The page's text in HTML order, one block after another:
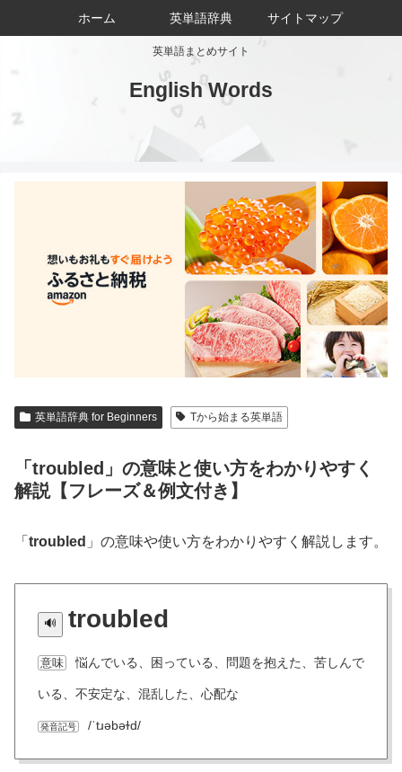
英単語まとめサイト
English Words
ホーム 英単語辞典 サイトマップ
英単語辞典 for Beginners Tから始まる英単語
「troubled」の意味と使い方をわかりやすく
解説【フレーズ＆例文付き】
「 troubled 」の意味や使い方をわかりやすく解説します。
troubled
意味 悩んでいる、困っている、問題を抱えた、苦しんで
いる、不安定な、混乱した、心配な
発音記号 /ˈtɹəbəɫd/